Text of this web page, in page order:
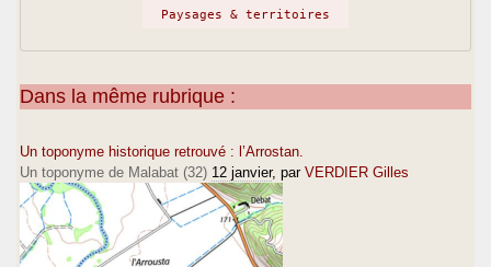
Paysages & territoires
Dans la même rubrique :
Un toponyme historique retrouvé : l’Arrostan.
Un toponyme de Malabat (32) 12 janvier, par VERDIER Gilles